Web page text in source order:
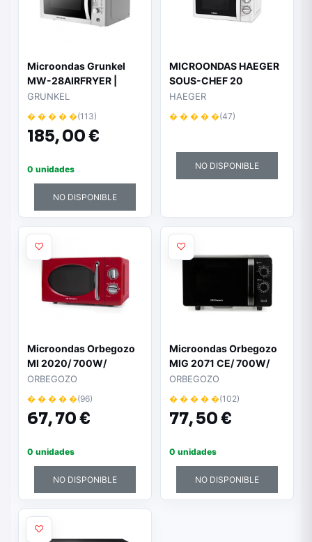
Microondas Grunkel
MW-28AIRFRYER |
900W | Capacidad 28L |
Función Grill | Función
Airfryer | Plateado
GRUNKEL
� � � � �(113)
185,00 €
0 unidades
NO DISPONIBLE
MICROONDAS HAEGER
SOUS-CHEF 20
BLANCO
HAEGER
� � � � �(47)
NO DISPONIBLE
Microondas Orbegozo
MI 2020/ 700W/
Capacidad 20L/ Rojo
ORBEGOZO
� � � � �(96)
67,70 €
0 unidades
NO DISPONIBLE
Microondas Orbegozo
MIG 2071 CE/ 700W/
Capacidad 20L/
Función Grill/ Negro
ORBEGOZO
� � � � �(102)
77,50 €
0 unidades
NO DISPONIBLE